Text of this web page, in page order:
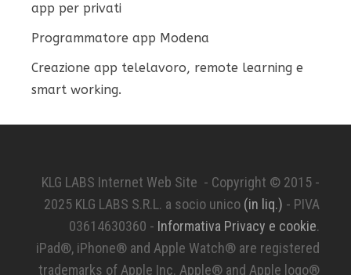
app per privati
Programmatore app Modena
Creazione app telelavoro, remote learning e
smart working.
KLG LABS Internet Web Site - Copyright © 2015 -
2025 KLG LABS S.R.L. a socio unico (in liq.) - PIVA
03614630360 - Informativa Privacy e cookie.
iPad®, iPhone® and Apple Watch® are registered
trademarks of Apple Inc. Apple® and Apple logo®